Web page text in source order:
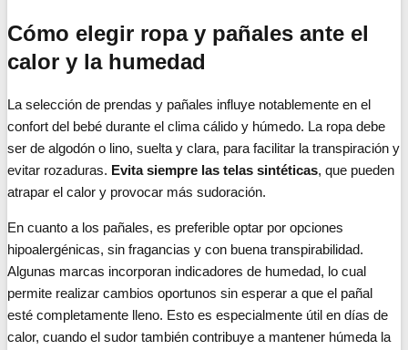
Cómo elegir ropa y pañales ante el
calor y la humedad
La selección de prendas y pañales influye notablemente en el
confort del bebé durante el clima cálido y húmedo. La ropa debe
ser de algodón o lino, suelta y clara, para facilitar la transpiración y
evitar rozaduras. Evita siempre las telas sintéticas, que pueden
atrapar el calor y provocar más sudoración.
En cuanto a los pañales, es preferible optar por opciones
hipoalergénicas, sin fragancias y con buena transpirabilidad.
Algunas marcas incorporan indicadores de humedad, lo cual
permite realizar cambios oportunos sin esperar a que el pañal
esté completamente lleno. Esto es especialmente útil en días de
calor, cuando el sudor también contribuye a mantener húmeda la